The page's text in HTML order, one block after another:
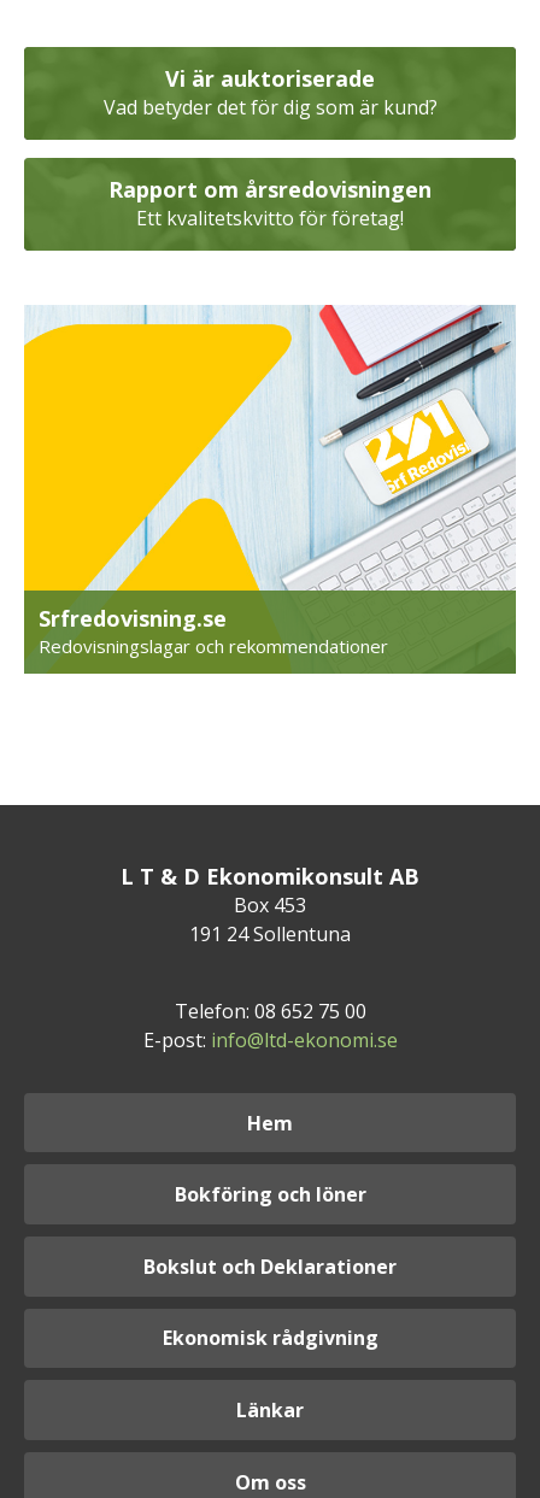
Vi är auktoriserade
Vad betyder det för dig som är kund?
Rapport om årsredovisningen
Ett kvalitetskvitto för företag!
Srfredovisning.se
Redovisningslagar och rekommendationer
L T & D Ekonomikonsult AB
Box 453
191 24 Sollentuna
Telefon: 08 652 75 00
E-post: info@ltd-ekonomi.se
Hem
Bokföring och löner
Bokslut och Deklarationer
Ekonomisk rådgivning
Länkar
Om oss